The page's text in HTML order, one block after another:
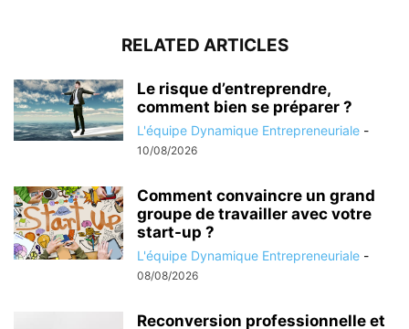
RELATED ARTICLES
Le risque d’entreprendre,
comment bien se préparer ?
L'équipe Dynamique Entrepreneuriale -
10/08/2026
Comment convaincre un grand
groupe de travailler avec votre
start-up ?
L'équipe Dynamique Entrepreneuriale -
08/08/2026
Reconversion professionnelle et